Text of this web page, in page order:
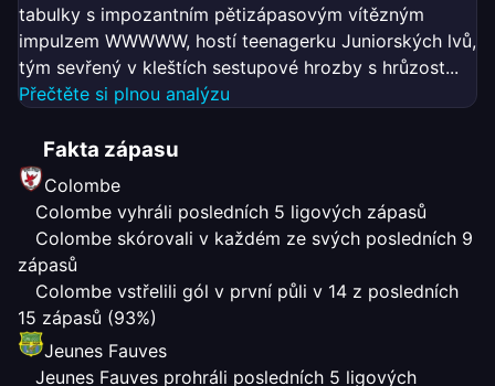
tabulky s impozantním pětizápasovým vítězným
impulzem WWWWW, hostí teenagerku Juniorských lvů,
tým sevřený v kleštích sestupové hrozby s hrůzost...
Přečtěte si plnou analýzu
Fakta zápasu
Colombe
Colombe vyhráli posledních 5 ligových zápasů
Colombe skórovali v každém ze svých posledních 9
zápasů
Colombe vstřelili gól v první půli v 14 z posledních
15 zápasů (93%)
Jeunes Fauves
Jeunes Fauves prohráli posledních 5 ligových